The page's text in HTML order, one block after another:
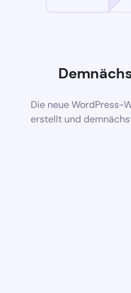
Die neue WordPress-
erstellt und